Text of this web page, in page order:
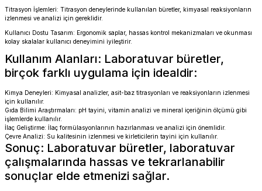
Titrasyon İşlemleri: Titrasyon deneylerinde kullanılan büretler, kimyasal reaksiyonların
izlenmesi ve analizi için gereklidir.
Kullanıcı Dostu Tasarım: Ergonomik saplar, hassas kontrol mekanizmaları ve okunması
kolay skalalar kullanıcı deneyimini iyileştirir.
Kullanım Alanları: Laboratuvar büretler,
birçok farklı uygulama için idealdir:
Kimya Deneyleri: Kimyasal analizler, asit-baz titrasyonları ve reaksiyonların izlenmesi
için kullanılır.
Gıda Bilimi Araştırmaları: pH tayini, vitamin analizi ve mineral içeriğinin ölçümü gibi
işlemlerde kullanılır.
İlaç Geliştirme: İlaç formülasyonlarının hazırlanması ve analizi için önemlidir.
Çevre Analizi: Su kalitesinin izlenmesi ve kirleticilerin tayini için kullanılır.
Sonuç: Laboratuvar büretler, laboratuvar
çalışmalarında hassas ve tekrarlanabilir
sonuçlar elde etmenizi sağlar.